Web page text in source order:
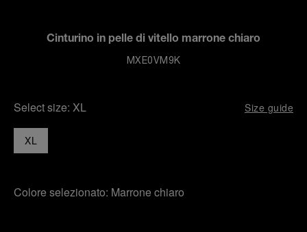
Cinturino in pelle di vitello marrone chiaro
MXE0VM9K
Select size: XL Size guide
XL
Colore selezionato: Marrone chiaro